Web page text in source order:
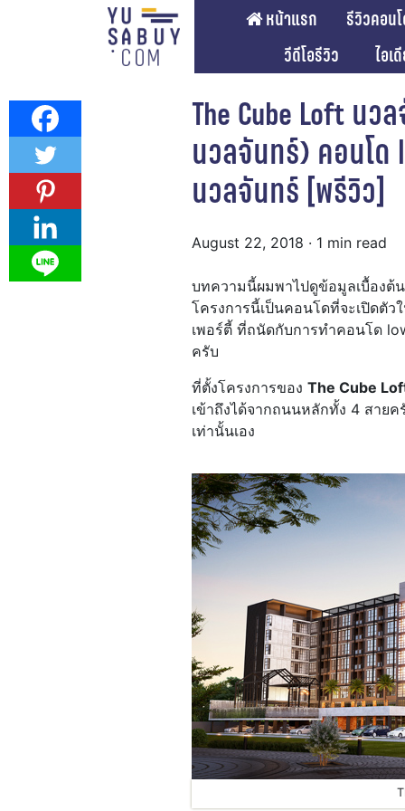
หน้าแรก
รีวิวคอน
วีดีโอรีวิว
ไอเ
The Cube Loft น
นวลจันทร์) คอนโด
นวลจันทร์ [พรีวิว]
August 22, 2018 · 1 min read
บทความนี้ผมพาไปดูข้อมูลเบื้องต้
โครงการนี้เป็นคอนโดที่จะเปิดตั
เพอร์ตี้ ที่ถนัดกับการทำคอนโด
ครับ
ที่ตั้งโครงการของ The Cube
เข้าถึงได้จากถนนหลักทั้ง 4 สาย
เท่านั้นเอง